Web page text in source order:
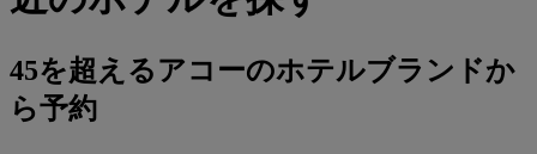
45を超えるアコーのホテルブランドか
ら予約